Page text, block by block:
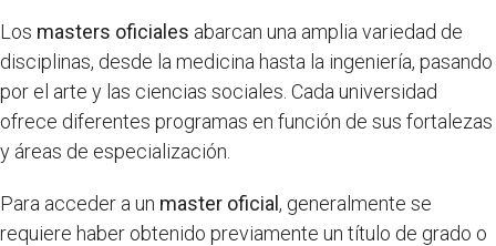
Los masters oficiales abarcan una amplia variedad de
disciplinas, desde la medicina hasta la ingeniería, pasando
por el arte y las ciencias sociales. Cada universidad
ofrece diferentes programas en función de sus fortalezas
y áreas de especialización.
Para acceder a un master oficial , generalmente se
requiere haber obtenido previamente un título de grado o